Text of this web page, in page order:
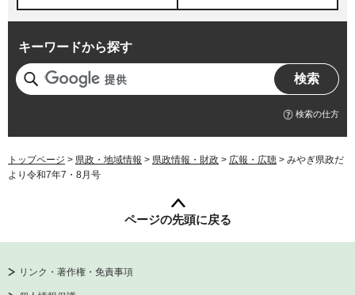
キーワードから探す
検索の仕方
トップページ > 県政・地域情報 > 県政情報・財政 > 広報・広聴 > みやぎ県政だ
より令和7年7・8月号
ページの先頭に戻る
リンク・著作権・免責事項